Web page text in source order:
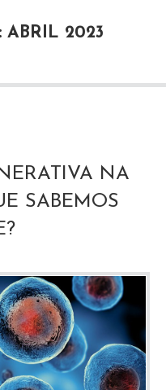
ABRIL 2023
NA
SABEMOS